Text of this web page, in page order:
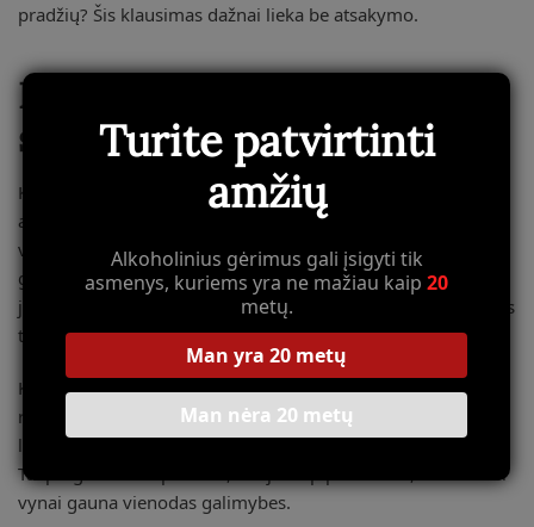
pradžių? Šis klausimas dažnai lieka be atsakymo.
Ekonominė realybė ir
sprendimai
Kalbėkime atvirai: statinės yra brangios. Nauja prancūziško
ąžuolo 225 litrų statinė gali kainuoti 800-1200 eurų. Todėl
vyndariai negali tiesiog išmesti statinės, kuri „neveikia” taip
gerai kaip kitos. Jie ieško būdų ją panaudoti – galbūt
jaunesniam vynui, galbūt kitai rūšiai, kur jos trūkumai nebus
tokie akivaizdūs.
Kai kurios bodegos turi hierarchiją: geriausios statinės
rezervuojamos premium vynams, vidutinės – standartinei
linijai, seniausios – vynams, kurie nebus ilgai brandinami.
Tai pragmatiškas požiūris, bet jis taip pat reiškia, kad ne visi
vynai gauna vienodas galimybes.
Turite patvirtinti
amžių
Alkoholinius gėrimus gali įsigyti tik
asmenys, kuriems yra ne mažiau kaip20
metų.
Man yra 20 metų
Man nėra 20 metų